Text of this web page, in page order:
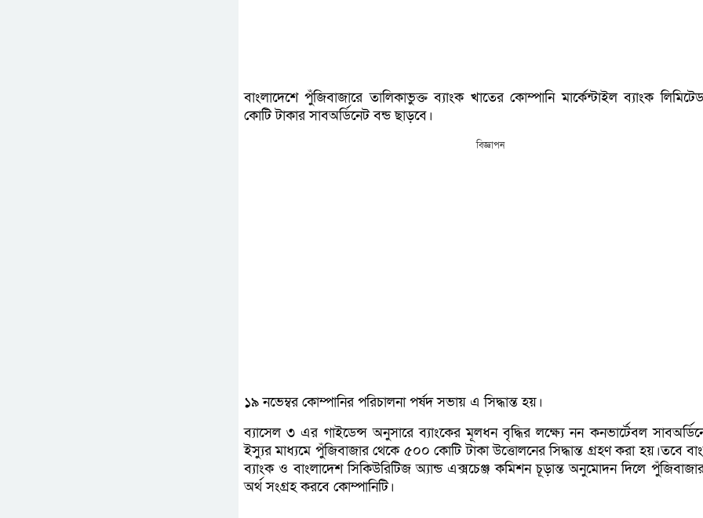
বাংলাদেশে পুঁজিবাজারে তালিকাভুক্ত ব্যাংক খাতের কোম্পানি মার্কেন্টাইল ব্যাংক
কোটি টাকার সাবঅর্ডিনেট বন্ড ছাড়বে।
বিজ্ঞাপন
১৯ নভেম্বর কোম্পানির পরিচালনা পর্ষদ সভায় এ সিদ্ধান্ত হয়।
ব্যাসেল ৩ এর গাইডেন্স অনুসারে ব্যাংকের মূলধন বৃদ্ধির লক্ষ্যে নন কনভার্টেবল
ইস্যুর মাধ্যমে পুঁজিবাজার থেকে ৫০০ কোটি টাকা উত্তোলনের সিদ্ধান্ত গ্রহণ করা হয়।তবে
ব্যাংক ও বাংলাদেশ সিকিউরিটিজ অ্যান্ড এক্সচেঞ্জ কমিশন চূড়ান্ত অনুমোদন দিলে
অর্থ সংগ্রহ করবে কোম্পানিটি।